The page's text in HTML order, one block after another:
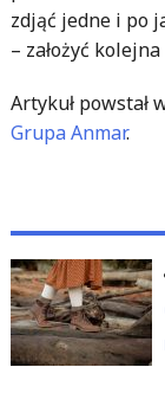
zdjąć jedne i po
– założyć
Artykuł powstał
Grupa Anmar.
wpisu